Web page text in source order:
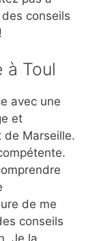
conseils
à Toul
avec une
et
de Marseille.
de me
conseils